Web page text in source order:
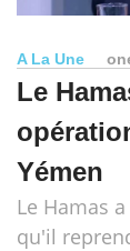
A La Une
Le
Yémen
Le Hamas
qu'il